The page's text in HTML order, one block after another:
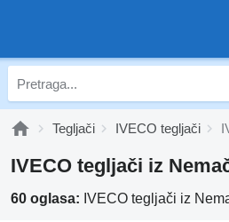
Tegljači IVECO tegljači
IVECO tegljači iz
60 oglasa: IVECO tegljači iz